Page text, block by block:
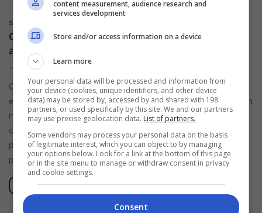
SEM CATEGORIA
Conheça o Cartão Itaú Click Platinum e
aprenda como solicitar o seu agora
O essencial do cartão Itaú Click sem dúvidas é sua batalha
em oposição a anuidade. Afinal de contas, se o utente tiver um
roçado de somente cem reais mensais em compras, tornam o
cliente maquinalmente desocupado da urgência de pagar a
parcela daquele mês. Dessa forma, o Click é ideal para que
pessoas planeja realizar […]
CONTINUAR LENDO→
content measurement, audience research and
services development
Store and/or access information on a device
Learn more
Your personal data will be processed and information from
your device (cookies, unique identifiers, and other device
data) may be stored by, accessed by and shared with 198
partners, or used specifically by this site. We and our partners
may use precise geolocation data. List of partners.
Some vendors may process your personal data on the basis
of legitimate interest, which you can object to by managing
your options below. Look for a link at the bottom of this page
or in the site menu to manage or withdraw consent in privacy
and cookie settings.
Consent